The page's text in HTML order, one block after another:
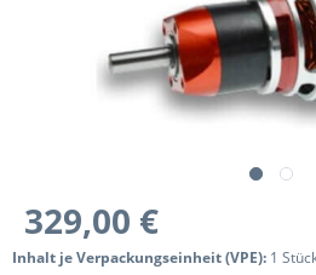
329,00 €
Inhalt je Verpackungseinheit (VPE): 1